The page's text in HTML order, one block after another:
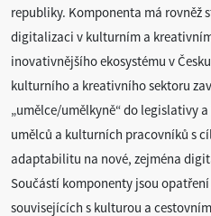
republiky. Komponenta má rovněž
digitalizaci v kulturním a
inovativnějšího ekosystému v
kulturního a kreativního sektoru
„umělce/umělkyně“ do legislativy
umělců a kulturních pracovníků s
adaptabilitu na nové, zejména
Součástí komponenty jsou
souvisejících s kulturou a